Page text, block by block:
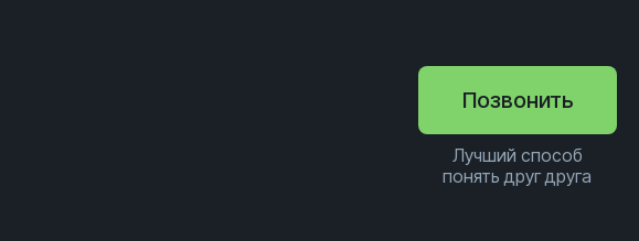
Позвонить
Лучший способ
понять друг друга